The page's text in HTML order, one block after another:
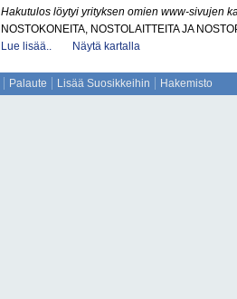
Hakutulos löytyi yrityksen omien www-sivujen
NOSTOKONEITA, NOSTOLAITTEITA JA
Lue lisää..
Näytä kartalla
Palaute Lisää Suosikkeihin Hakemisto